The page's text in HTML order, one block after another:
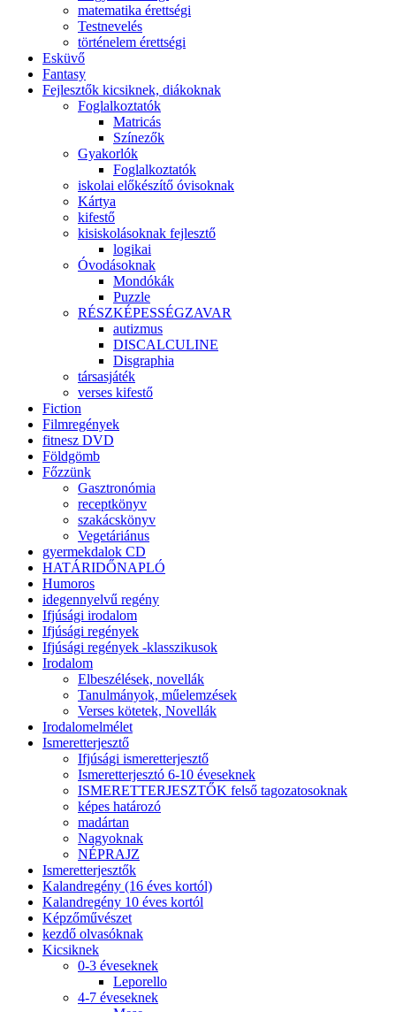
matematika érettségi
Testnevelés
történelem érettségi
Esküvő
Fantasy
Fejlesztők kicsiknek, diákoknak
Foglalkoztatók
Matricás
Színezők
Gyakorlók
Foglalkoztatók
iskolai előkészítő óvisoknak
Kártya
kifestő
kisiskolásoknak fejlesztő
logikai
Óvodásoknak
Mondókák
Puzzle
RÉSZKÉPESSÉGZAVAR
autizmus
DISCALCULINE
Disgraphia
társasjáték
verses kifestő
Fiction
Filmregények
fitnesz DVD
Földgömb
Főzzünk
Gasztronómia
receptkönyv
szakácskönyv
Vegetáriánus
gyermekdalok CD
HATÁRIDŐNAPLÓ
Humoros
idegennyelvű regény
Ifjúsági irodalom
Ifjúsági regények
Ifjúsági regények -klasszikusok
Irodalom
Elbeszélések, novellák
Tanulmányok, műelemzések
Verses kötetek, Novellák
Irodalomelmélet
Ismeretterjesztő
Ifjúsági ismeretterjesztő
Ismeretterjesztó 6-10 éveseknek
ISMERETTERJESZTŐK felső tagozatosoknak
képes határozó
madártan
Nagyoknak
NÉPRAJZ
Ismeretterjesztők
Kalandregény (16 éves kortól)
Kalandregény 10 éves kortól
Képzőművészet
kezdő olvasóknak
Kicsiknek
0-3 éveseknek
Leporello
4-7 éveseknek